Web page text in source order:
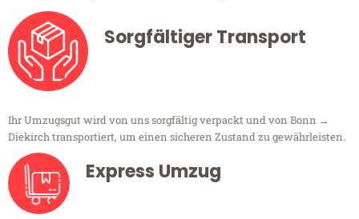
Sorgfältiger Transport
Ihr Umzugsgut wird von uns sorgfältig verpackt und von Bonn →
Diekirch transportiert, um einen sicheren Zustand zu gewährleisten.
Express Umzug